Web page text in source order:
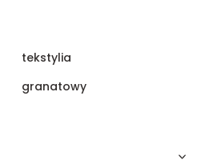
tekstylia
granatowy